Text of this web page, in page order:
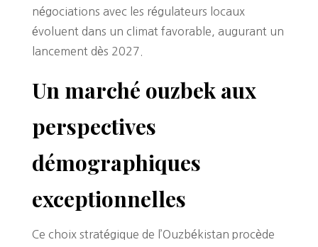
négociations avec les régulateurs locaux
évoluent dans un climat favorable, augurant un
lancement dès 2027.
Un marché ouzbek aux
perspectives
démographiques
exceptionnelles
Ce choix stratégique de l’Ouzbékistan procède